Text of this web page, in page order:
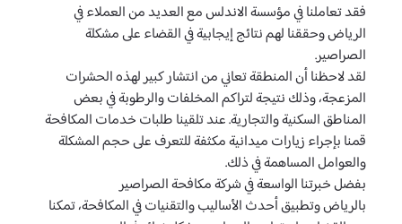
فقد تعاملنا في مؤسسة الاندلس مع العديد من العملاء في
الرياض وحققنا لهم نتائج إيجابية في القضاء على مشكلة
الصراصير.
لقد لاحظنا أن المنطقة تعاني من انتشار كبير لهذه الحشرات
المزعجة، وذلك نتيجة لتراكم المخلفات والرطوبة في بعض
المناطق السكنية والتجارية. عند تلقينا طلبات خدمات المكافحة
قمنا بإجراء زيارات ميدانية مكثفة للتعرف على حجم المشكلة
والعوامل المساهمة في ذلك.
بفضل خبرتنا الواسعة في شركة مكافحة الصراصير
بالرياض وتطبيق أحدث الأساليب والتقنيات في المكافحة، تمكنا